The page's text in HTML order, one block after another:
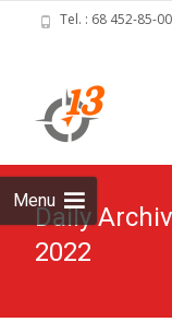
Tel. : 68 452-85-00
Menu
Daily
2022